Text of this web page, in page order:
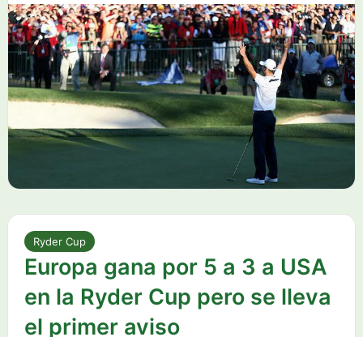
Ryder Cup
Europa gana por 5 a 3 a USA
en la Ryder Cup pero se lleva
el primer aviso